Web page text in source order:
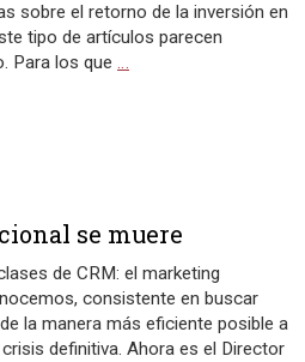
sobre el retorno de la inversión en
tipo de artículos parecen
Para los que …
se muere
de CRM: el marketing
consistente en buscar
la manera más eficiente posible a
definitiva. Ahora es el Director